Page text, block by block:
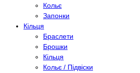
Кольє
Запонки
Кільця
Браслети
Брошки
Кільця
Кольє / Підвіски